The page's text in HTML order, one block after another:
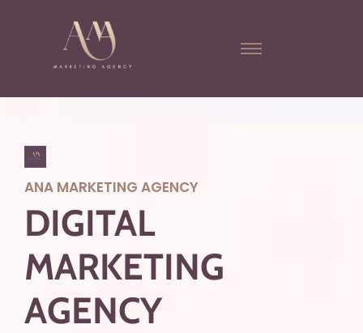
ANA MARKETING AGENCY
DIGITAL
MARKETING
AGENCY